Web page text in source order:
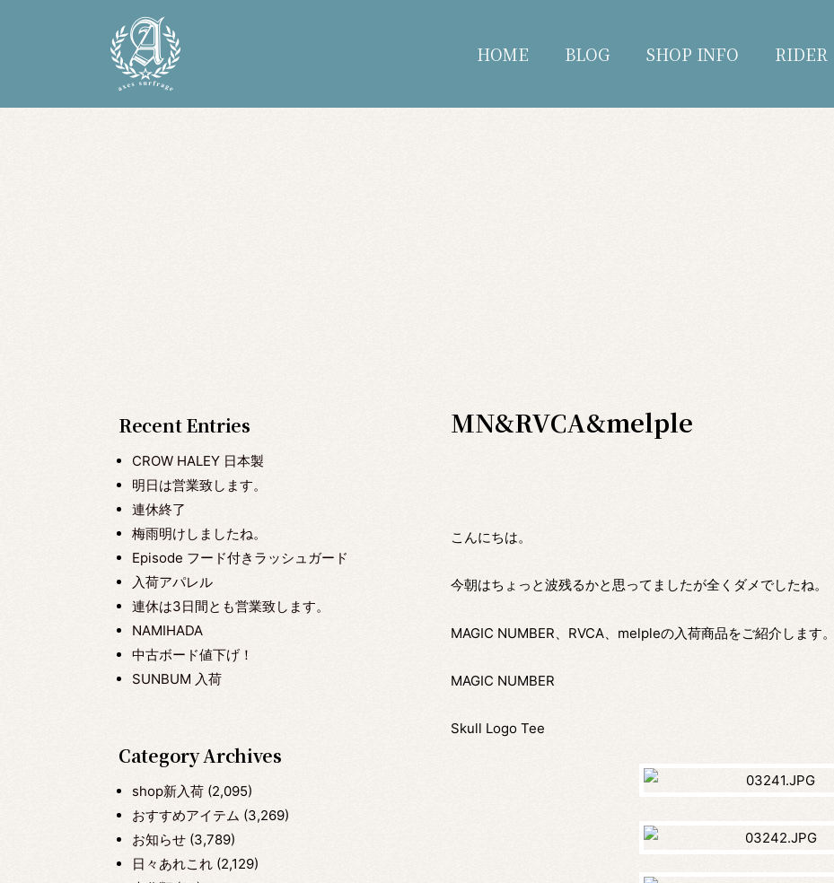
HOME BLOG SHOP INFO RIDER
Recent Entries
CROW HALEY 日本製
明日は営業致します。
連休終了
梅雨明けしましたね。
Episode フード付きラッシュガード
入荷アパレル
連休は3日間とも営業致します。
NAMIHADA
中古ボード値下げ！
SUNBUM 入荷
Category Archives
shop新入荷 (2,095)
おすすめアイテム (3,269)
お知らせ (3,789)
日々あれこれ (2,129)
MN&RVCA&melple
こんにちは。
今朝はちょっと波残るかと思ってましたが全くダメでしたね。
MAGIC NUMBER、RVCA、melpleの入荷商品をご紹介します。
MAGIC NUMBER
Skull Logo Tee